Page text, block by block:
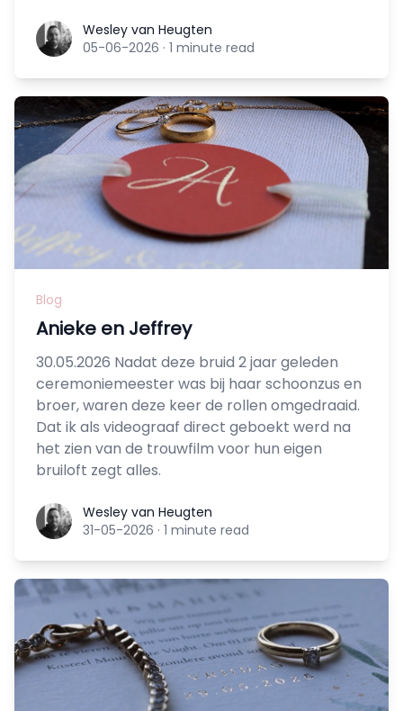
Wesley van Heugten
Wesley van Heugten
05-06-2026 · 1 minute read
Blog
Anieke en Jeffrey
30.05.2026 Nadat deze bruid 2 jaar geleden
ceremoniemeester was bij haar schoonzus en
broer, waren deze keer de rollen omgedraaid.
Dat ik als videograaf direct geboekt werd na
het zien van de trouwfilm voor hun eigen
bruiloft zegt alles.
Wesley van Heugten
Wesley van Heugten
31-05-2026 · 1 minute read